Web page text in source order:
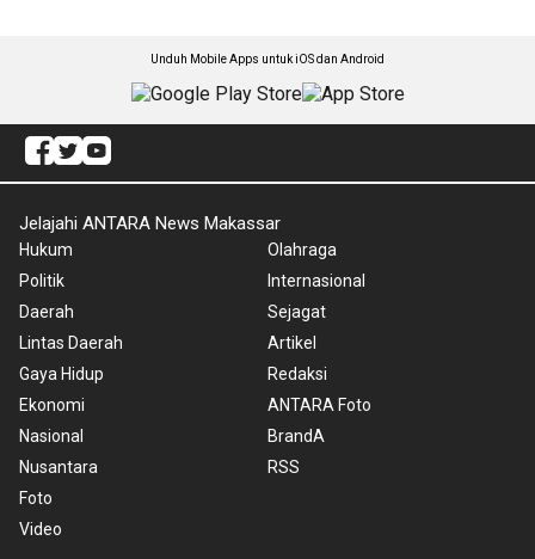
Unduh Mobile Apps untuk iOS dan Android
Jelajahi ANTARA News Makassar
Hukum
Politik
Daerah
Lintas Daerah
Gaya Hidup
Ekonomi
Nasional
Nusantara
Foto
Video
Olahraga
Internasional
Sejagat
Artikel
Redaksi
ANTARA Foto
BrandA
RSS